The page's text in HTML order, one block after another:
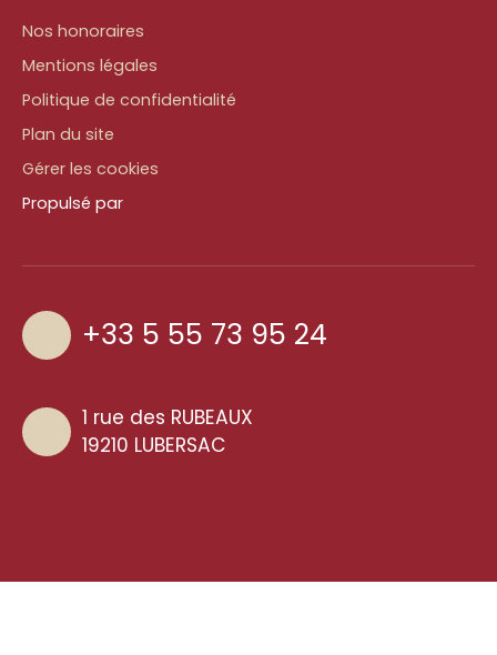
Nos honoraires
Mentions légales
Politique de confidentialité
Plan du site
Gérer les cookies
Propulsé par
+33 5 55 73 95 24
1 rue des RUBEAUX
19210 LUBERSAC